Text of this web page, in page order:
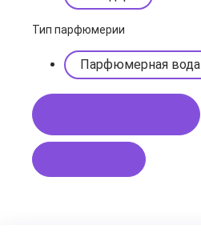
Тип парфюмерии
Парфюмерная вода